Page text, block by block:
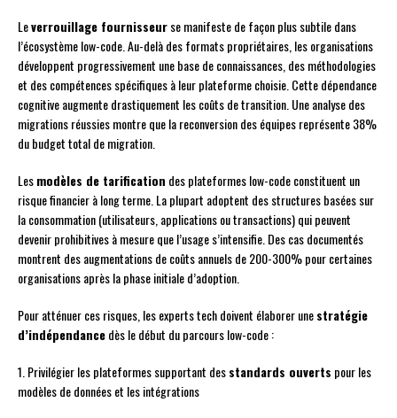
Leverrouillage fournisseurse manifeste de façon plus subtile dans
l’écosystème low-code. Au-delà des formats propriétaires, les organisations
développent progressivement une base de connaissances, des méthodologies
et des compétences spécifiques à leur plateforme choisie. Cette dépendance
cognitive augmente drastiquement les coûts de transition. Une analyse des
migrations réussies montre que la reconversion des équipes représente 38%
du budget total de migration.
Lesmodèles de tarification des plateformes low-code constituent un
risque financier à long terme. La plupart adoptent des structures basées sur
la consommation (utilisateurs, applications ou transactions) qui peuvent
devenir prohibitives à mesure que l’usage s’intensifie. Des cas documentés
montrent des augmentations de coûts annuels de 200-300% pour certaines
organisations après la phase initiale d’adoption.
Pour atténuer ces risques, les experts tech doivent élaborer unestratégie
d’indépendancedès le début du parcours low-code :
1. Privilégier les plateformes supportant desstandards ouverts pour les
modèles de données et les intégrations